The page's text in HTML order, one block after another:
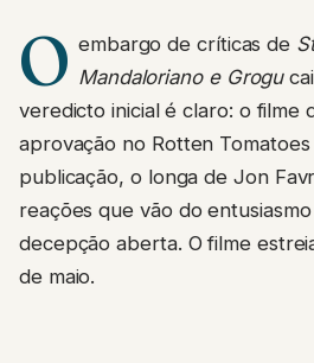
O embargo de críticas de
Mandaloriano e Grogu
veredicto inicial é claro: o filme
aprovação no Rotten
publicação, o longa de Jon
reações que vão do
decepção aberta. O filme
de maio.